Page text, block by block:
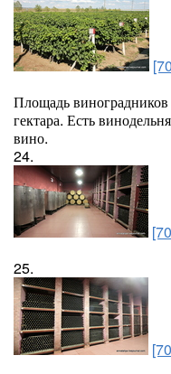
Площадь
гектара. Есть
вино.
24.
25.